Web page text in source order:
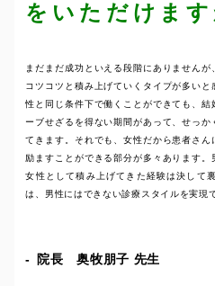
をいただけます
まだまだ成功といえる段階にありません
コツコツと積み上げていくタイプが多い
性と同じ条件下で働くことができても、
ーブせざるを得ない期間があって、せっ
てきます。それでも、女性だから患者さ
励ますことができる部分が多々あります。
女性として積み上げてきた経験は決して
は、男性にはできない診療スタイルを実現
院長 奥牧朋子 先生